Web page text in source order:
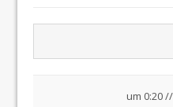
//